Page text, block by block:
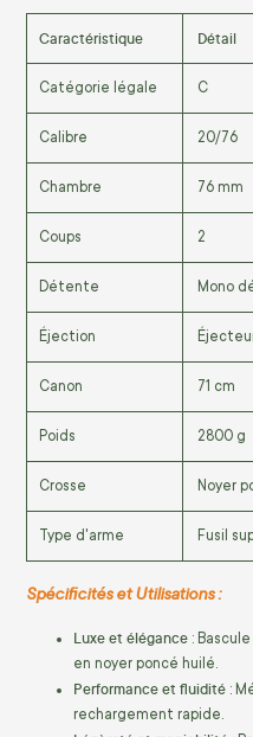
Caractéristique Détail
Catégorie légale C
Calibre 20/76
Chambre 76 mm
Coups 2
Détente Mono
Éjection
Canon 71 cm
Poids 2800 g
Crosse Noyer
Type d'arme Fusil
Spécificités et Utilisations :
Luxe et élégance :
en noyer poncé huilé.
Performance et fluidité :
rechargement rapide.